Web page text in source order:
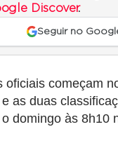
Discover.
Seguir no
oficiais começam
as duas
o domingo às 8h10